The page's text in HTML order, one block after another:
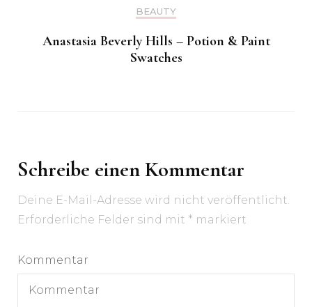
BEAUTY
Anastasia Beverly Hills – Potion & Paint
Swatches
Schreibe einen Kommentar
Deine E-Mail-Adresse wird nicht veröffentlicht.
Erforderliche Felder sind mit * markiert
Kommentar